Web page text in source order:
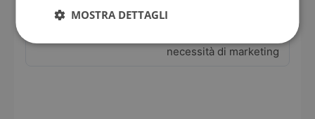
necessità di marketing
MOSTRA DETTAGLI